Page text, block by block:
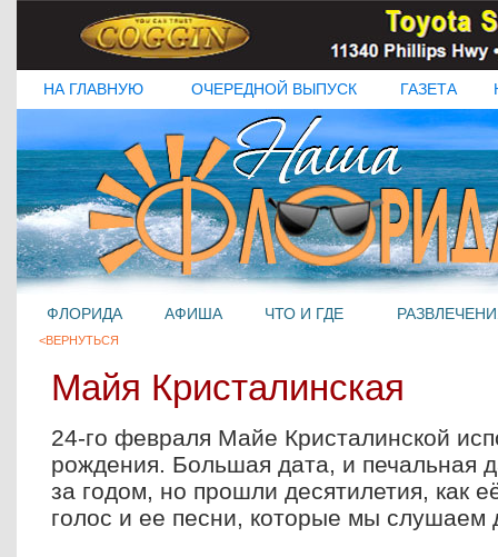
НА ГЛАВНУЮ ОЧЕРЕДНОЙ ВЫПУСК ГАЗЕТА
ФЛОРИДА АФИША ЧТО И ГДЕ
<ВЕРНУТЬСЯ
Майя Кристалинская
24-го февраля Майе Кристалинской
рождения. Большая дата, и печальная
за годом, но прошли десятилетия, как
голос и ее песни, которые мы слушаем